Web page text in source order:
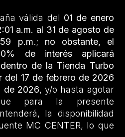
válida del 01 de enero
a.m. al 31 de agosto de
p.m.; no obstante, el
de interés aplicará
de la Tienda Turbo
del 17 de febrero de 2026
de 2026, y/o hasta agotar
para la presente
la disponibilidad
MC CENTER, lo que